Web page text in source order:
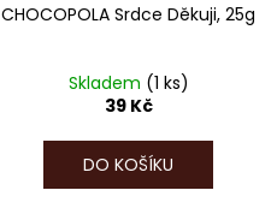
CHOCOPOLA Srdce Děkuji, 25g
Skladem (1 ks)
39 Kč
DO KOŠÍKU